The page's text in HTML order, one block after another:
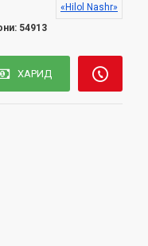
«Hilol Nashr»
54913
ХАРИД